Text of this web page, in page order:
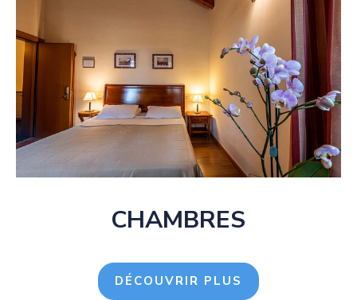
CHAMBRES
DÉCOUVRIR PLUS